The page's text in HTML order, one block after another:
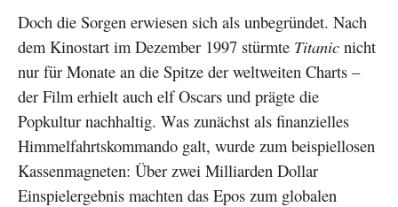
Doch die Sorgen erwiesen sich als unbegründet. Nach
dem Kinostart im Dezember 1997 stürmte Titanic nicht
nur für Monate an die Spitze der weltweiten Charts –
der Film erhielt auch elf Oscars und prägte die
Popkultur nachhaltig. Was zunächst als finanzielles
Himmelfahrtskommando galt, wurde zum beispiellosen
Kassenmagneten: Über zwei Milliarden Dollar
Einspielergebnis machten das Epos zum globalen